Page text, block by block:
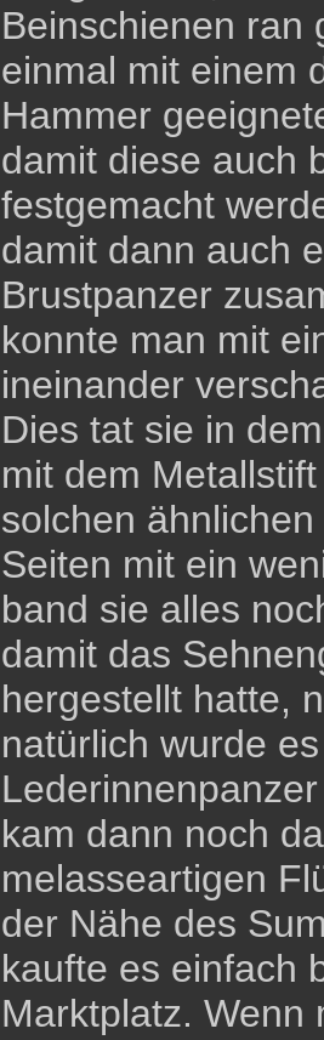
Beinschienen ran
einmal mit einem
Hammer
damit diese auch
festgemacht
damit dann auch
Brustpanzer
konnte man mit
ineinander
Dies tat sie in
mit dem
solchen
Seiten mit ein
band sie alles
damit das
hergestellt hatte,
natürlich wurde
kam dann noch
melasseartigen
der Nähe des
kaufte es einfach
Marktplatz. Wenn